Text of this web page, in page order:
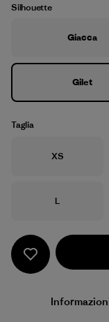
Silhouette
Giacca
Gilet
Taglia
Taglia
XS
Taglia
L